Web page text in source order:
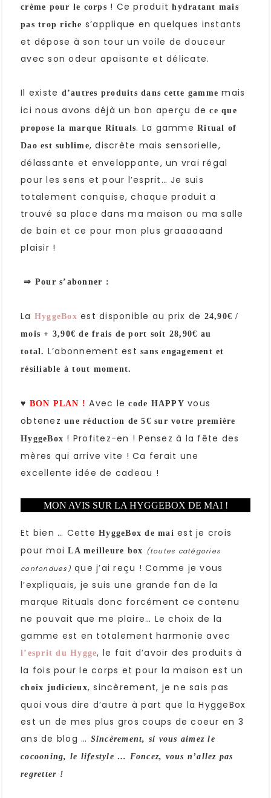
crème pour le corps ! Ce produit hydratant mais
pas trop riche s’applique en quelques instants
et dépose à son tour un voile de douceur
avec son odeur apaisante et délicate.
Il existe d’autres produits dans cette gamme mais
ici nous avons déjà un bon aperçu dece que
propose la marque Rituals. La gamme Ritual of
Dao est sublime, discrète mais sensorielle,
délassante et enveloppante, un vrai régal
pour les sens et pour l’esprit… Je suis
totalement conquise, chaque produit a
trouvé sa place dans ma maison ou ma salle
de bain et ce pour mon plus graaaaaand
plaisir !
⇒ Pour s’abonner :
La HyggeBox est disponible au prix de 24,90€ /
mois + 3,90€ de frais de port soit 28,90€ au
total. L’abonnement est sans engagement et
résiliable à tout moment.
♥ BON PLAN ! Avec lecode HAPPY vous
obtenez une réduction de 5€ sur votre première
HyggeBox ! Profitez-en ! Pensez à la fête des
mères qui arrive vite ! Ca ferait une
excellente idée de cadeau !
MON AVIS SUR LA HYGGEBOX DE MAI !
Et bien … Cette HyggeBox de mai est je crois
pour moi LA meilleure box (toutes catégories
confondues) que j’ai reçu ! Comme je vous
l’expliquais, je suis une grande fan de la
marque Rituals donc forcément ce contenu
ne pouvait que me plaire… Le choix de la
gamme est en totalement harmonie avec
l’esprit du Hygge, le fait d’avoir des produits à
la fois pour le corps et pour la maison est un
choix judicieux, sincèrement, je ne sais pas
quoi vous dire d’autre à part que la HyggeBox
est un de mes plus gros coups de coeur en 3
ans de blog … Sincèrement, si vous aimez le
cocooning, le lifestyle … Foncez, vous n’allez pas
regretter !